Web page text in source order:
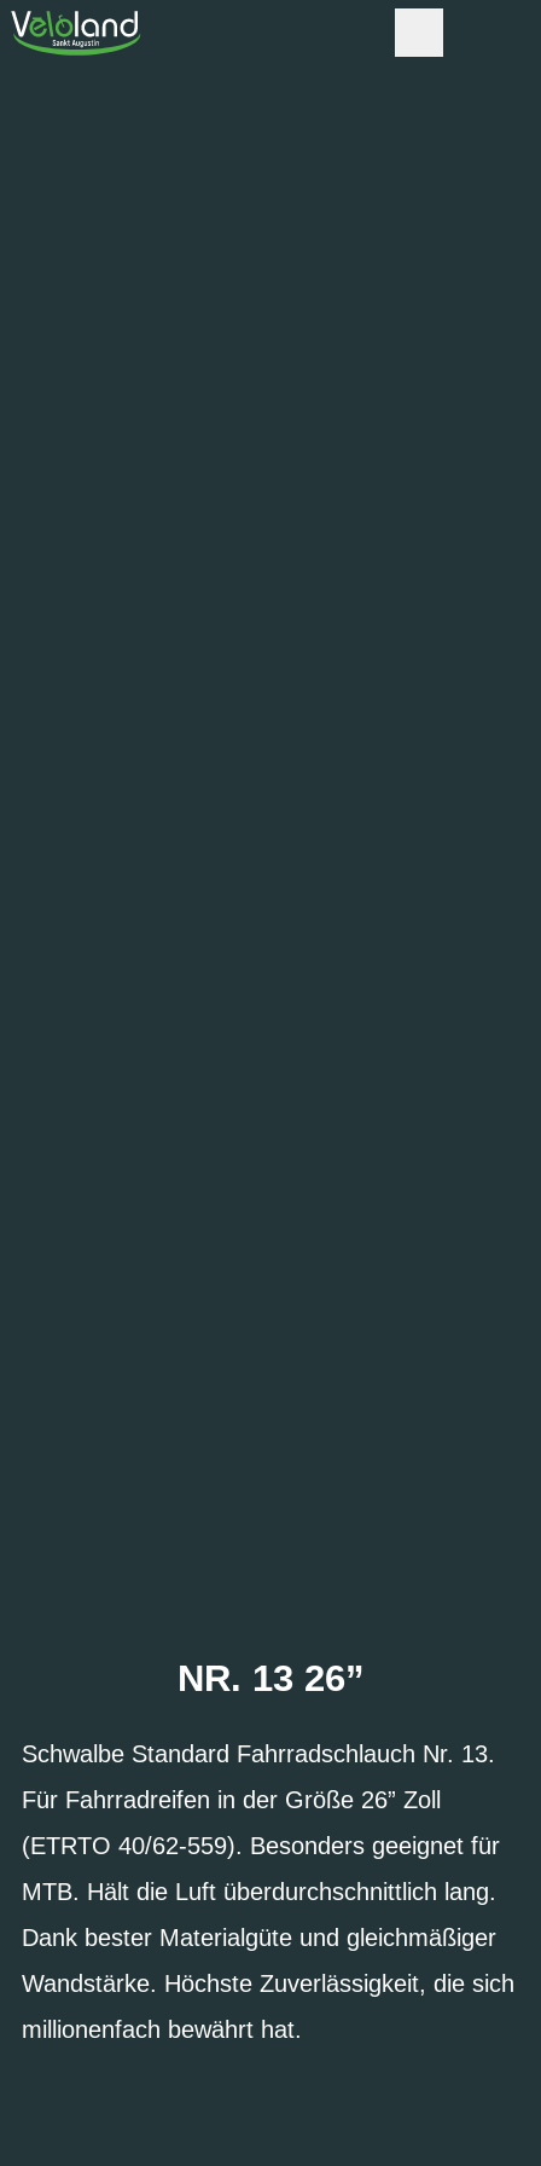
NR. 13 26”
Schwalbe Standard Fahrradschlauch Nr. 13.
Für Fahrradreifen in der Größe 26” Zoll
(ETRTO 40/62-559). Besonders geeignet für
MTB. Hält die Luft überdurchschnittlich lang.
Dank bester Materialgüte und gleichmäßiger
Wandstärke. Höchste Zuverlässigkeit, die sich
millionenfach bewährt hat.